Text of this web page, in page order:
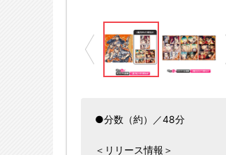
●分数（約）／48分
＜リリース情報＞